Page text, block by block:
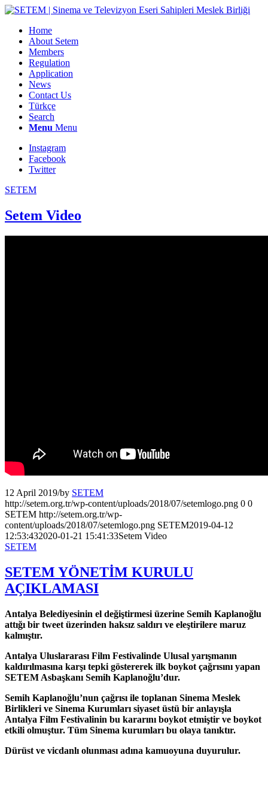
Home
About Setem
Members
Regulation
Application
News
Contact Us
Türkçe
Search
Menu Menu
Instagram
Facebook
Twitter
SETEM
Setem Video
12 April 2019/by SETEM
http://setem.org.tr/wp-content/uploads/2018/07/setemlogo.png 0 0
SETEM http://setem.org.tr/wp-
content/uploads/2018/07/setemlogo.png SETEM2019-04-12
12:53:432020-01-21 15:41:33Setem Video
SETEM
SETEM YÖNETİM KURULU
AÇIKLAMASI
Antalya Belediyesinin el değiştirmesi üzerine Semih Kaplanoğlu
attığı bir tweet üzerinden haksız saldırı ve eleştirilere maruz
kalmıştır.
Antalya Uluslararası Film Festivalinde Ulusal yarışmanın
kaldırılmasına karşı tepki göstererek ilk boykot çağrısını yapan
SETEM Asbaşkanı Semih Kaplanoğlu’dur.
Semih Kaplanoğlu’nun çağrısı ile toplanan Sinema Meslek
Birlikleri ve Sinema Kurumları siyaset üstü bir anlayışla
Antalya Film Festivalinin bu kararını boykot etmiştir ve boykot
etkili olmuştur. Tüm Sinema kurumları bu olaya tanıktır.
Dürüst ve vicdanlı olunması adına kamuoyuna duyurulur.